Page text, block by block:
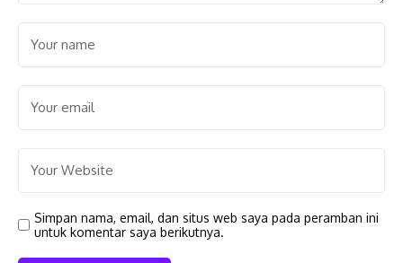
Simpan nama, email, dan situs web saya pada peramban ini
untuk komentar saya berikutnya.